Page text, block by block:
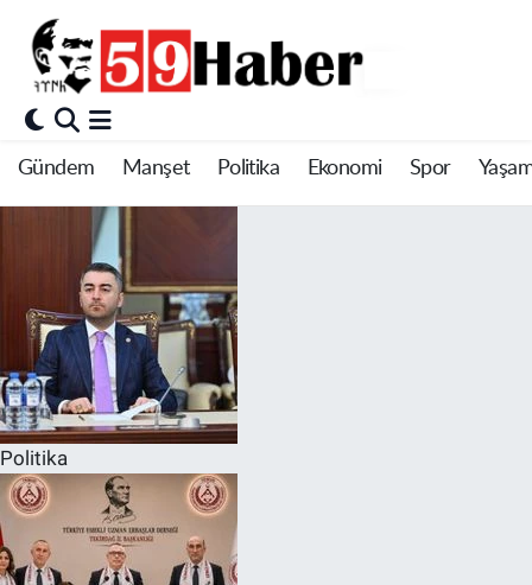
Gündem Manşet Politika Ekonomi Spor
Politika